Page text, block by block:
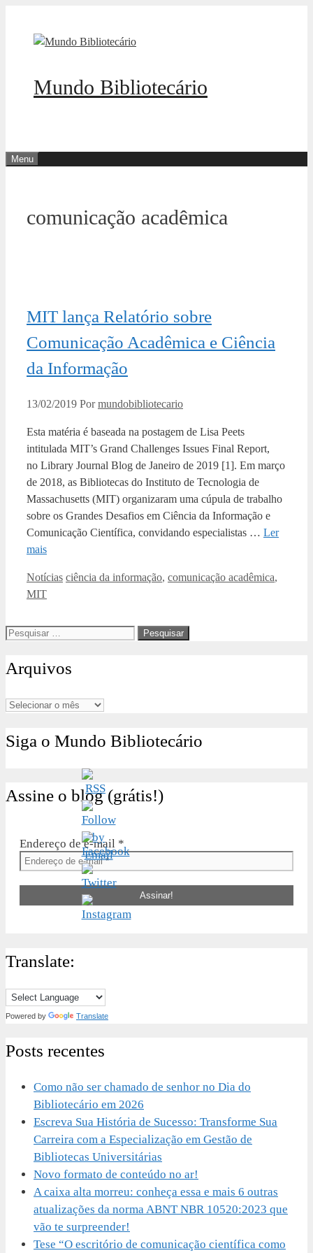
Mundo Bibliotecário
Menu
comunicação acadêmica
MIT lança Relatório sobre
Comunicação Acadêmica e Ciência
da Informação
13/02/2019 Pormundobibliotecario
Esta matéria é baseada na postagem de Lisa Peets
intitulada MIT’s Grand Challenges Issues Final Report,
no Library Journal Blog de Janeiro de 2019 [1]. Em março
de 2018, as Bibliotecas do Instituto de Tecnologia de
Massachusetts (MIT) organizaram uma cúpula de trabalho
sobre os Grandes Desafios em Ciência da Informação e
Comunicação Científica, convidando especialistas … Ler
mais
Categorias
Notícias Tags
ciência da informação, comunicação acadêmica,
MIT
Pesquisar
Arquivos
Arquivos
Siga o Mundo Bibliotecário
Assine o blog (grátis!)
Endereço de e-mail *
Translate:
Powered by Translate
Posts recentes
Como não ser chamado de senhor no Dia do
Bibliotecário em 2026
Escreva Sua História de Sucesso: Transforme Sua
Carreira com a Especialização em Gestão de
Bibliotecas Universitárias
Novo formato de conteúdo no ar!
A caixa alta morreu: conheça essa e mais 6 outras
atualizações da norma ABNT NBR 10520:2023 que
vão te surpreender!
Tese “O escritório de comunicação científica como